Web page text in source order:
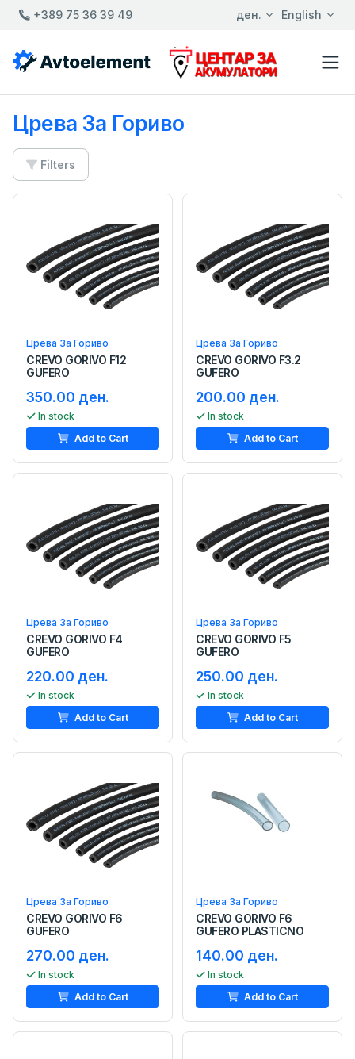
+389 75 36 39 49 ден. English
Црева За Гориво
Filters
Црева За Гориво
CREVO GORIVO F12
GUFERO
350.00 ден.
In stock
Add to Cart
Црева За Гориво
CREVO GORIVO F3.2
GUFERO
200.00 ден.
In stock
Add to Cart
Црева За Гориво
CREVO GORIVO F4
GUFERO
220.00 ден.
In stock
Add to Cart
Црева За Гориво
CREVO GORIVO F5
GUFERO
250.00 ден.
In stock
Add to Cart
Црева За Гориво
CREVO GORIVO F6
GUFERO
270.00 ден.
In stock
Add to Cart
Црева За Гориво
CREVO GORIVO F6
GUFERO PLASTICNO
140.00 ден.
In stock
Add to Cart